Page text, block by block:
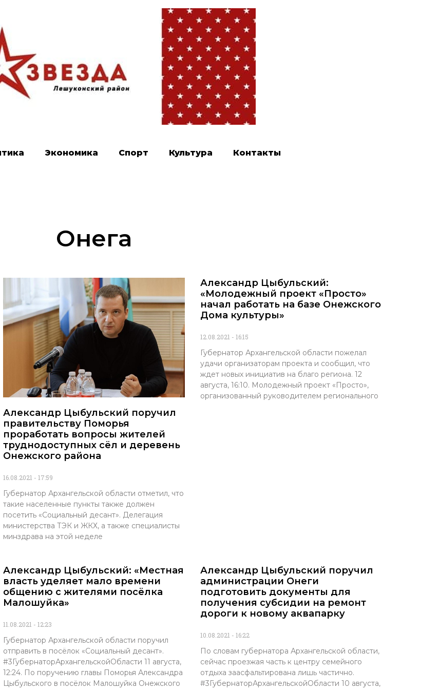
Экономика Спорт Культура Контакты
Онега
Александр Цыбульский поручил
правительству Поморья
проработать вопросы жителей
труднодоступных сёл и деревень
Онежского района
16.08.2021 17:59
Губернатор Архангельской области отметил, что
такие населенные пункты также должен
посетить «Социальный десант». Делегация
министерства ТЭК и ЖКХ, а также специалисты
минздрава на этой неделе
Александр Цыбульский:
«Молодежный проект «Просто»
начал работать на базе Онежского
Дома культуры»
12.08.2021 16:15
Губернатор Архангельской области пожелал
удачи организаторам проекта и сообщил, что
ждет новых инициатив на благо региона. 12
августа, 16:10. Молодежный проект «Просто»,
организованный руководителем регионального
Александр Цыбульский: «Местная
власть уделяет мало времени
общению с жителями посёлка
Малошуйка»
11.08.2021 12:23
Губернатор Архангельской области поручил
отправить в посёлок «Социальный десант».
#3ГубернаторАрхангельскойОбласти 11 августа,
12:24. По поручению главы Поморья Александра
Цыбульского в посёлок Малошуйка Онежского
Александр Цыбульский поручил
администрации Онеги
подготовить документы для
получения субсидии на ремонт
дороги к новому аквапарку
10.08.2021 16:22
По словам губернатора Архангельской области,
сейчас проезжая часть к центру семейного
отдыха заасфальтирована лишь частично.
#3ГубернаторАрхангельскойОбласти 10 августа,